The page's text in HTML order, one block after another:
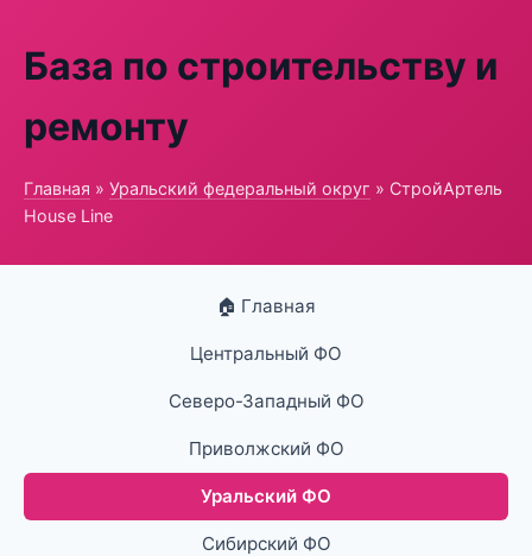
База по строительству и
ремонту
Главная » Уральский федеральный округ » СтройАртель
House Line
🏠 Главная
Центральный ФО
Северо-Западный ФО
Приволжский ФО
Уральский ФО
Сибирский ФО